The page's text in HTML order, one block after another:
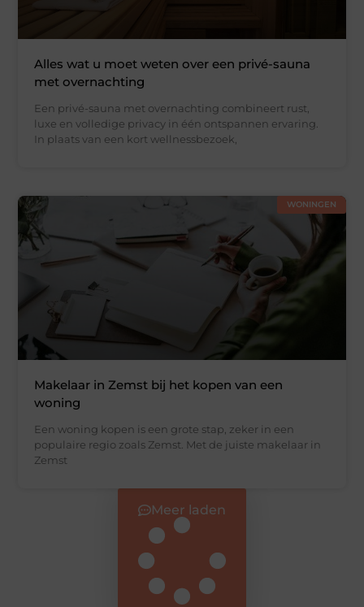
Alles wat u moet weten over een privé-sauna
met overnachting
Een privé-sauna met overnachting combineert rust,
luxe en volledige privacy in één ontspannen ervaring.
In plaats van een kort wellnessbezoek,
WONINGEN
Makelaar in Zemst bij het kopen van een
woning
Een woning kopen is een grote stap, zeker in een
populaire regio zoals Zemst. Met de juiste makelaar in
Zemst
Meer laden